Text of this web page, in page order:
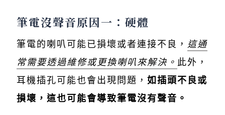
筆電沒聲音原因一：硬體
筆電的喇叭可能已損壞或者連接不良， 這通
常需要透過維修或更換喇叭來解決。 此外，
耳機插孔可能也會出現問題， 如插頭不良或
損壞，這也可能會導致筆電沒有聲音。